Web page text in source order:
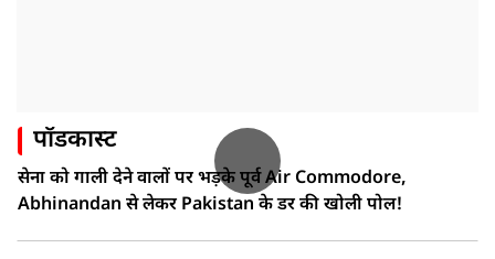
पॉडकास्ट
सेना को गाली देने वालों पर भड़के पूर्व Air Commodore,
Abhinandan से लेकर Pakistan के डर की खोली पोल!